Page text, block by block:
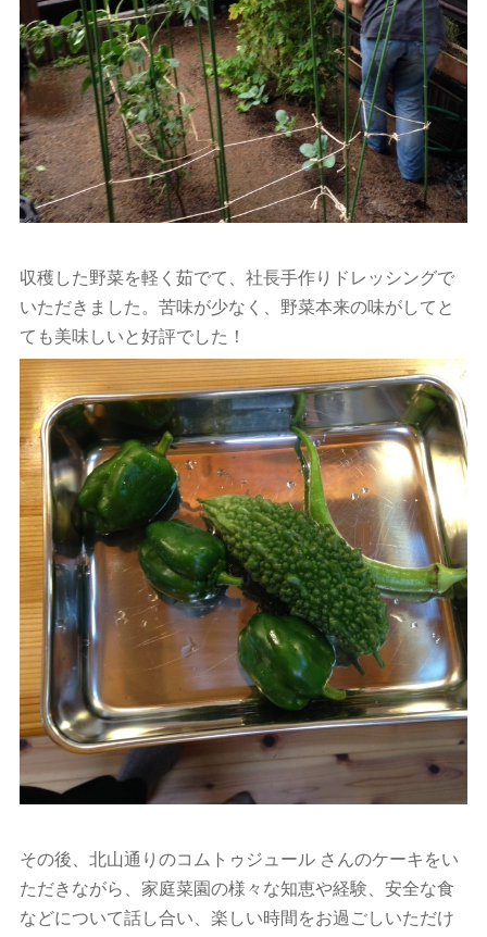
収穫した野菜を軽く茹でて、社長手作りドレッシングで
いただきました。苦味が少なく、野菜本来の味がしてと
ても美味しいと好評でした！
その後、北山通りのコムトゥジュール さんのケーキをい
ただきながら、家庭菜園の様々な知恵や経験、安全な食
などについて話し合い、楽しい時間をお過ごしいただけ